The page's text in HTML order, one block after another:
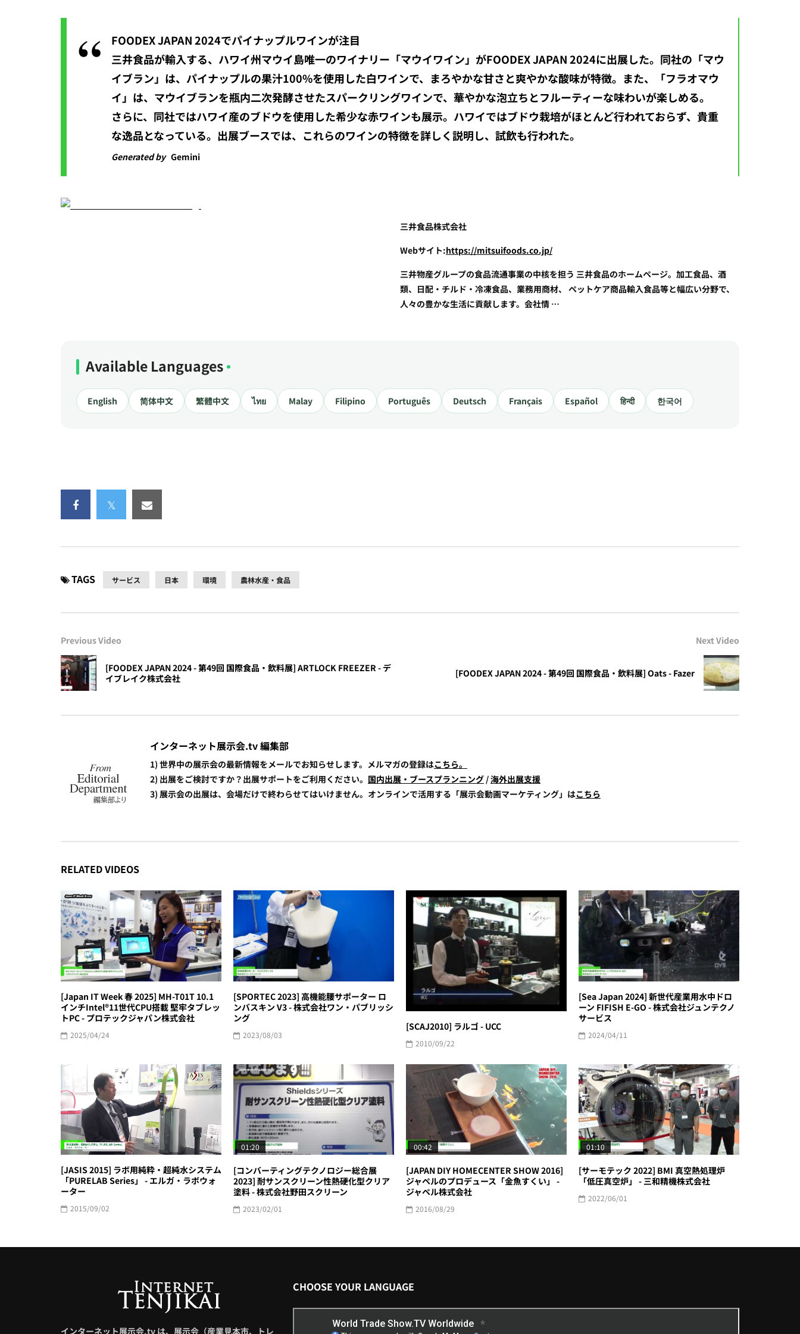
FOODEX JAPAN 2024でパイナップルワインが注目
三井食品が輸入する、ハワイ州マウイ島唯一のワイナリー「マウイワイン」がFOODEX JAPAN 2024に出展した。同社の「マウ
イブラン」は、パイナップルの果汁100%を使用した白ワインで、まろやかな甘さと爽やかな酸味が特徴。また、「フラオマウ
イ」は、マウイブランを瓶内二次発酵させたスパークリングワインで、華やかな泡立ちとフルーティーな味わいが楽しめる。
さらに、同社ではハワイ産のブドウを使用した希少な赤ワインも展示。ハワイではブドウ栽培がほとんど行われておらず、貴重
な逸品となっている。出展ブースでは、これらのワインの特徴を詳しく説明し、試飲も行われた。
Generated by Gemini
三井食品株式会社
Webサイト:https://mitsuifoods.co.jp/
三井物産グループの食品流通事業の中核を担う 三井食品のホームページ。加工食品、酒
類、日配・チルド・冷凍食品、業務用商材、 ペットケア商品輸入食品等と幅広い分野で、
人々の豊かな生活に貢献します。会社情 …
Available Languages
English 简体中文 繁體中文 ไทย Malay Filipino Português Deutsch Français Español हिन्दी 한국어
TAGS サービス 日本 環境 農林水産・食品
Previous Video
[FOODEX JAPAN 2024 - 第49回 国際食品・飲料展] ARTLOCK FREEZER - デ
イブレイク株式会社
Next Video
[FOODEX JAPAN 2024 - 第49回 国際食品・飲料展] Oats - Fazer
インターネット展示会.tv 編集部
1) 世界中の展示会の最新情報をメールでお知らせします。メルマガの登録はこちら。
2) 出展をご検討ですか？出展サポートをご利用ください。 国内出展・ブースプランニング /海外出展支援
3) 展示会の出展は、会場だけで終わらせてはいけません。オンラインで活用する「展示会動画マーケティング」はこちら
RELATED VIDEOS
[Japan IT Week 春 2025] MH-T01T 10.1
インチIntel®︎11世代CPU搭載 堅牢タブレッ
トPC - プロテックジャパン株式会社
2025/04/24
[SPORTEC 2023] 高機能腰サポーター ロ
ンバスキン V3 - 株式会社ワン・パブリッシ
ング
2023/08/03
[SCAJ2010] ラルゴ - UCC
2010/09/22
[Sea Japan 2024] 新世代産業用水中ドロ
ーン FIFISH E-GO - 株式会社ジュンテクノ
サービス
2024/04/11
[JASIS 2015] ラボ用純粋・超純水システム
「PURELAB Series」 - エルガ・ラボウォ
ーター
2015/09/02
01:20
[コンバーティングテクノロジー総合展
2023] 耐サンスクリーン性熱硬化型クリア
塗料 - 株式会社野田スクリーン
2023/02/01
00:42
[JAPAN DIY HOMECENTER SHOW 2016]
ジャペルのプロデュース「金魚すくい」 -
ジャペル株式会社
2016/08/29
01:10
[サーモテック 2022] BMI 真空熱処理炉
「低圧真空炉」 - 三和精機株式会社
2022/06/01
インターネット展示会.tv は、展示会（産業見本市、トレ
CHOOSE YOUR LANGUAGE